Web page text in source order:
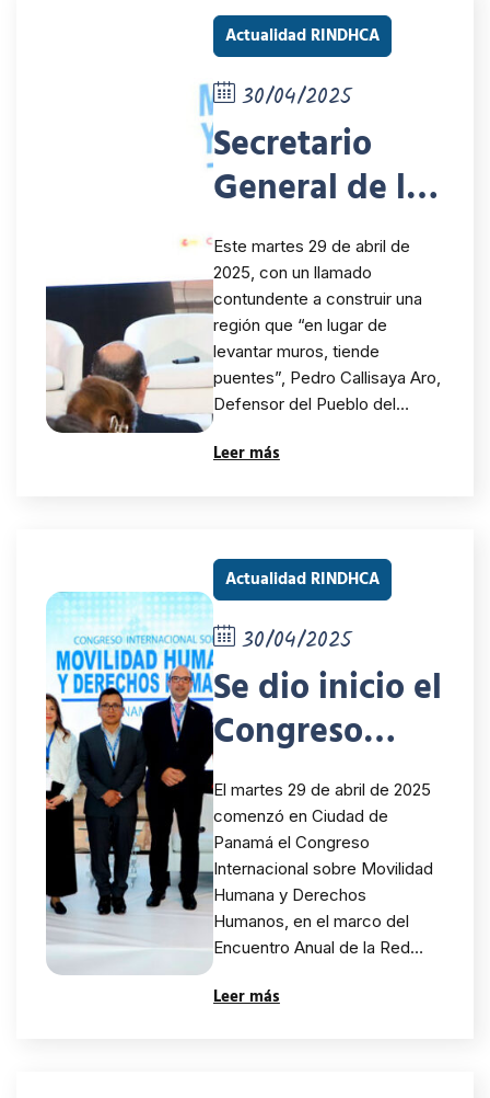
Actualidad RINDHCA
30/04/2025
Secretario
General de la
RINDHCA
participó en
acto inaugural
del Congreso
Internacional
sobre
Derechos
Humanos
Este martes 29 de abril de
2025, con un llamado
contundente a construir una
región que “en lugar de
levantar muros, tiende
puentes”, Pedro Callisaya Aro,
Defensor del Pueblo del…
Leer más
Actualidad RINDHCA
30/04/2025
Se dio inicio el
Congreso
Internacional
sobre
Movilidad
Humana y
Derechos
Humanos en
El martes 29 de abril de 2025
comenzó en Ciudad de
Panamá el Congreso
Internacional sobre Movilidad
Humana y Derechos
Humanos, en el marco del
Encuentro Anual de la Red…
Leer más